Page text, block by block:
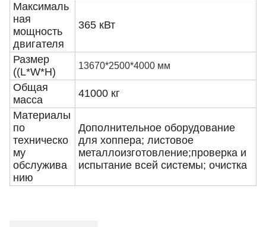
Максималь
ная
мощность
двигателя
365 кВт
Размер
((L*W*H)
13670*2500*4000 мм
Общая
масса
41000 кг
Материалы
по
техническо
му
обслужива
нию
Дополнительное оборудование
для хоппера; листовое
металлоизготовление;проверка и
испытание всей системы; очистка